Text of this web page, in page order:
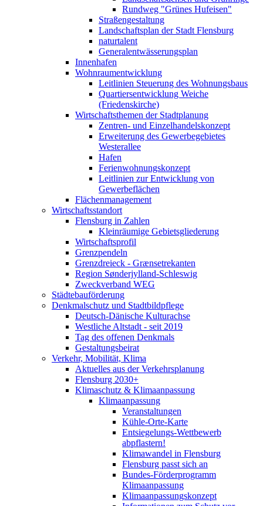
Rundweg "Grünes Hufeisen"
Straßengestaltung
Landschaftsplan der Stadt Flensburg
naturtalent
Generalentwässerungsplan
Innenhafen
Wohnraumentwicklung
Leitlinien Steuerung des Wohnungsbaus
Quartiersentwicklung Weiche
(Friedenskirche)
Wirtschaftsthemen der Stadtplanung
Zentren- und Einzelhandelskonzept
Erweiterung des Gewerbegebietes
Westerallee
Hafen
Ferienwohnungskonzept
Leitlinien zur Entwicklung von
Gewerbeflächen
Flächenmanagement
Wirtschaftsstandort
Flensburg in Zahlen
Kleinräumige Gebietsgliederung
Wirtschaftsprofil
Grenzpendeln
Grenzdreieck - Grænsetrekanten
Region Sønderjylland-Schleswig
Zweckverband WEG
Städtebauförderung
Denkmalschutz und Stadtbildpflege
Deutsch-Dänische Kulturachse
Westliche Altstadt - seit 2019
Tag des offenen Denkmals
Gestaltungsbeirat
Verkehr, Mobilität, Klima
Aktuelles aus der Verkehrsplanung
Flensburg 2030+
Klimaschutz & Klimaanpassung
Klimaanpassung
Veranstaltungen
Kühle-Orte-Karte
Entsiegelungs-Wettbewerb
abpflastern!
Klimawandel in Flensburg
Flensburg passt sich an
Bundes-Förderprogramm
Klimaanpassung
Klimaanpassungskonzept